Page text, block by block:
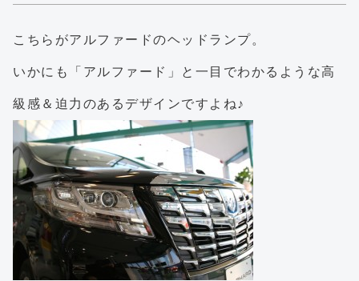
こちらがアルファードのヘッドランプ。
いかにも「アルファード」と一目でわかるような高
級感＆迫力のあるデザインですよね♪